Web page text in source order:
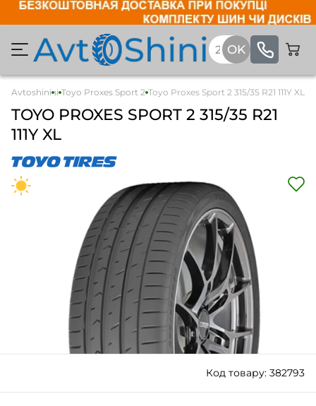
Avtoshini
Легкові Toyo Proxes Sport 2 Toyo Proxes Sport 2 315/35 R21 111Y XL
TOYO PROXES SPORT 2 315/35 R21
111Y XL
Код товару: 382793